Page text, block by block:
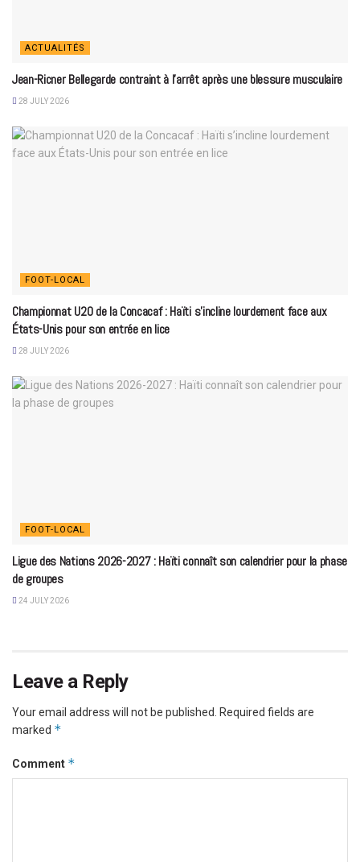
ACTUALITÉS
Jean-Ricner Bellegarde contraint à l’arrêt après une blessure musculaire
28 JULY 2026
FOOT-LOCAL
Championnat U20 de la Concacaf : Haïti s’incline lourdement face aux
États-Unis pour son entrée en lice
28 JULY 2026
FOOT-LOCAL
Ligue des Nations 2026-2027 : Haïti connaît son calendrier pour la phase
de groupes
24 JULY 2026
Leave a Reply
Your email address will not be published. Required fields are
marked *
Comment *